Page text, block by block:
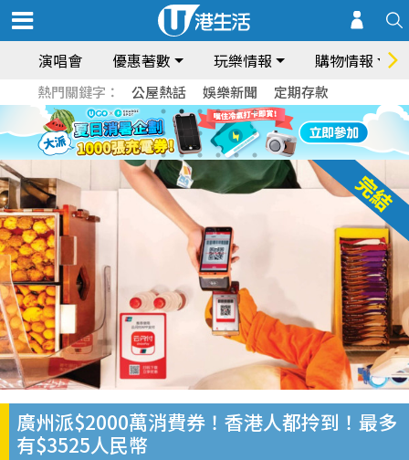
演唱會 優惠著數 玩樂情報 購物情報
熱門關鍵字： 公屋熱話 娛樂新聞 定期存款
廣州派$2000萬消費券！香港人都拎到！最多
有$3525人民幣